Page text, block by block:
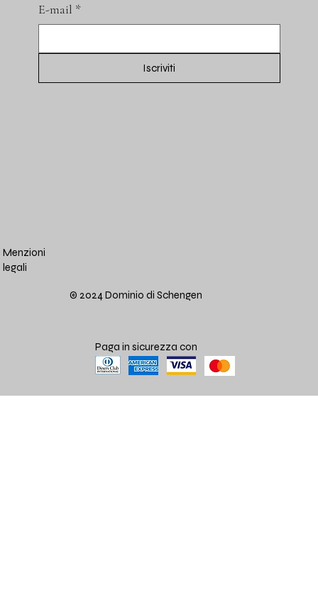
E-mail *
Iscriviti
Paga in sicurezza con
Menzioni
legali
© 2024 Dominio di Schengen